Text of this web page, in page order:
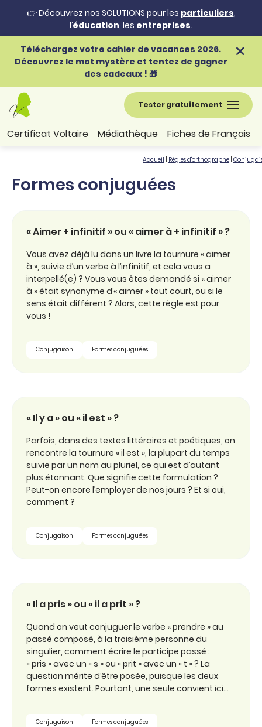
👉 Découvrez nos SOLUTIONS pour les particuliers,
l’éducation, les entreprises.
Téléchargez votre cahier de vacances 2026.
Découvrez le mot mystère et tentez de gagner
des cadeaux ! 🎁
Tester gratuitement
Certificat Voltaire Médiathèque Fiches de Français
Accueil Règles d'orthographe
Formes conjuguées
« Aimer + infinitif » ou « aimer à + infinitif » ?
Vous avez déjà lu dans un livre la tournure « aimer
à », suivie d’un verbe à l’infinitif, et cela vous a
interpellé(e) ? Vous vous êtes demandé si « aimer
à » était synonyme d’« aimer » tout court, ou si le
sens était différent ? Alors, cette règle est pour
vous !
Conjugaison Formes conjuguées
« Il y a » ou « il est » ?
Parfois, dans des textes littéraires et poétiques, on
rencontre la tournure « il est », la plupart du temps
suivie par un nom au pluriel, ce qui est d’autant
plus étonnant. Que signifie cette formulation ?
Peut-on encore l’employer de nos jours ? Et si oui,
comment ?
Conjugaison Formes conjuguées
« Il a pris » ou « il a prit » ?
Quand on veut conjuguer le verbe « prendre » au
passé composé, à la troisième personne du
singulier, comment écrire le participe passé :
« pris » avec un « s » ou « prit » avec un « t » ? La
question mérite d’être posée, puisque les deux
formes existent. Pourtant, une seule convient ici…
Conjugaison Formes conjuguées